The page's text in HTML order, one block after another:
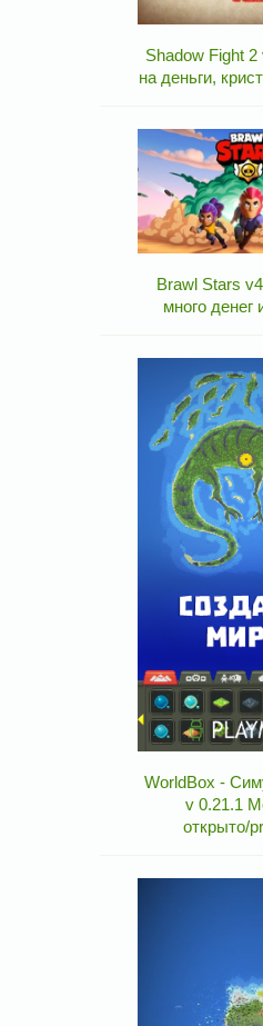
Shadow Fight
на деньги,
Brawl Stars
много денег
WorldBox -
v 0.21.1
открыто/